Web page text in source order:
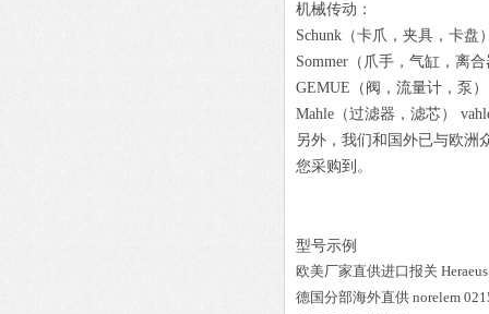
机械传动：
Schunk（卡爪，夹具，卡盘
Sommer（爪手，气缸，离
GEMUE（阀，流量计，泵
Mahle（过滤器，滤芯）
另外，我们和国外已与欧洲
您采购到。
型号示例
欧美厂家直供进口报关 Heraeus
德国分部海外直供 norelem